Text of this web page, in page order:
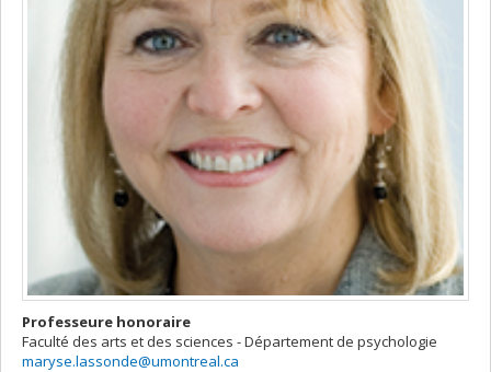
Professeure honoraire
Faculté des arts et des sciences - Département de psychologie
maryse.lassonde@umontreal.ca